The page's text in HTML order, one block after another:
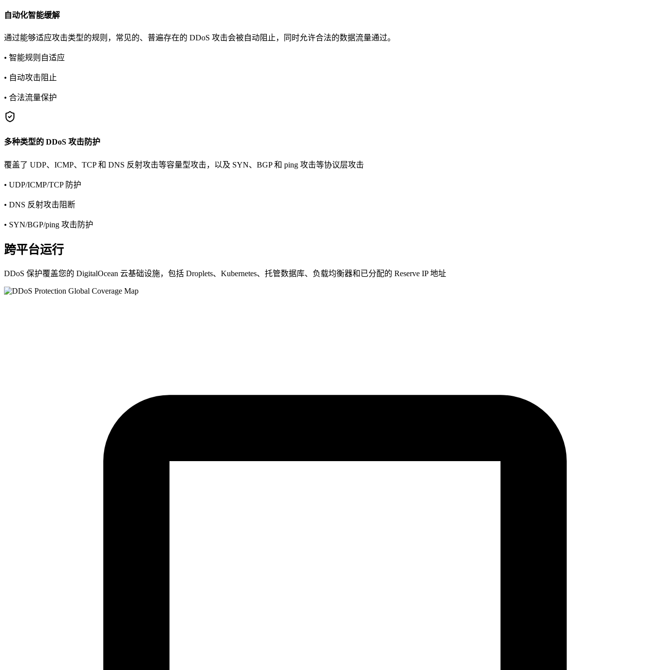
自动化智能缓解
通过能够适应攻击类型的规则，常见的、普遍存在的 DDoS 攻击会被自动阻止，同时允许合法的数据流量通过。
• 智能规则自适应
• 自动攻击阻止
• 合法流量保护
多种类型的 DDoS 攻击防护
覆盖了 UDP、ICMP、TCP 和 DNS 反射攻击等容量型攻击，以及 SYN、BGP 和 ping 攻击等协议层攻击
• UDP/ICMP/TCP 防护
• DNS 反射攻击阻断
• SYN/BGP/ping 攻击防护
跨平台运行
DDoS 保护覆盖您的 DigitalOcean 云基础设施，包括 Droplets、Kubernetes、托管数据库、负载均衡器和已分配的 Reserve IP 地址